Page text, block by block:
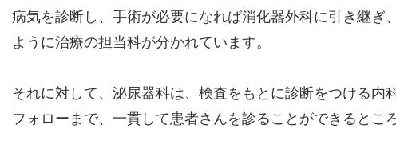
病気を診断し、手術が必要になれば消化器外科に引き継ぎ
ように治療の担当科が分かれています。
それに対して、泌尿器科は、検査をもとに診断をつける
フォローまで、一貫して患者さんを診ることができるとこ